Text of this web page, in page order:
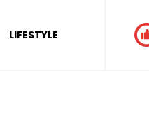
LIFESTYLE